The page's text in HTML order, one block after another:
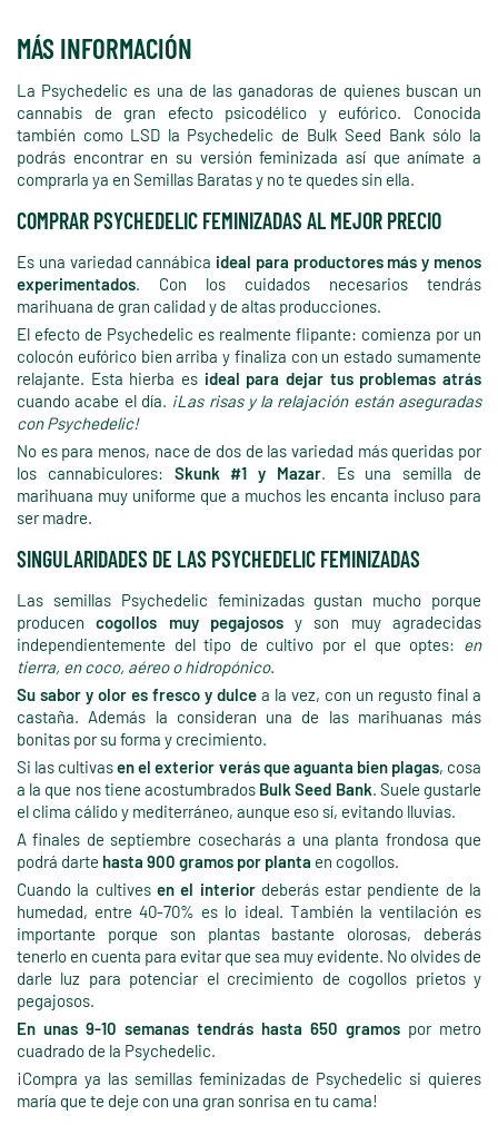
MÁS INFORMACIÓN
La Psychedelic es una de las ganadoras de quienes buscan un
cannabis de gran efecto psicodélico y eufórico. Conocida
también como LSD la Psychedelic de Bulk Seed Bank sólo la
podrás encontrar en su versión feminizada así que anímate a
comprarla ya en Semillas Baratas y no te quedes sin ella.
COMPRAR PSYCHEDELIC FEMINIZADAS AL MEJOR PRECIO
Es una variedad cannábica ideal para productores más y menos
experimentados. Con los cuidados necesarios tendrás
marihuana de gran calidad y de altas producciones.
El efecto de Psychedelic es realmente flipante: comienza por un
colocón eufórico bien arriba y finaliza con un estado sumamente
relajante. Esta hierba es ideal para dejar tus problemas atrás
cuando acabe el día. ¡Las risas y la relajación están aseguradas
con Psychedelic!
No es para menos, nace de dos de las variedad más queridas por
los cannabiculores: Skunk #1 y Mazar. Es una semilla de
marihuana muy uniforme que a muchos les encanta incluso para
ser madre.
SINGULARIDADES DE LAS PSYCHEDELIC FEMINIZADAS
Las semillas Psychedelic feminizadas gustan mucho porque
producencogollos muy pegajososy son muy agradecidas
independientemente del tipo de cultivo por el que optes: en
tierra, en coco, aéreo o hidropónico.
Su sabor y olor es fresco y dulce a la vez, con un regusto final a
castaña. Además la consideran una de las marihuanas más
bonitas por su forma y crecimiento.
Si las cultivasen el exterior verás que aguanta bien plagas, cosa
a la que nos tiene acostumbrados Bulk Seed Bank. Suele gustarle
el clima cálido y mediterráneo, aunque eso sí, evitando lluvias.
A finales de septiembre cosecharás a una planta frondosa que
podrá darte hasta 900 gramos por planta en cogollos.
Cuando la cultives en el interiordeberás estar pendiente de la
humedad, entre 40-70% es lo ideal. También la ventilación es
importante porque son plantas bastante olorosas, deberás
tenerlo en cuenta para evitar que sea muy evidente. No olvides de
darle luz para potenciar el crecimiento de cogollos prietos y
pegajosos.
En unas 9-10 semanas tendrás hasta 650 gramos por metro
cuadrado de la Psychedelic.
¡Compra ya las semillas feminizadas de Psychedelic si quieres
maría que te deje con una gran sonrisa en tu cama!